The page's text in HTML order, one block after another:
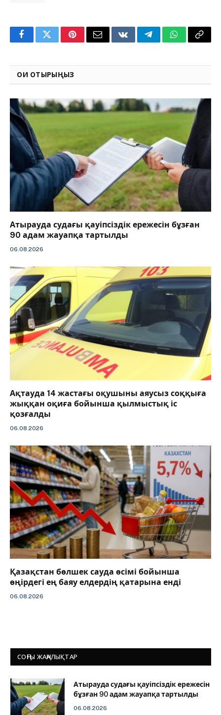
FacebookTwitterPinterestEmail VKontakteTelegramWhatsApp
Copy
ОҚИ ОТЫРЫҢЫЗ
Атырауда судағы қауіпсіздік ережесін бұзған
90 адам жауапқа тартылды
06.08.2026
Ақтауда 14 жастағы оқушыны аяусыз соққыға
жыққан оқиға бойынша қылмыстық іс
қозғалды
06.08.2026
Қазақстан бөлшек сауда өсімі бойынша
өңірдегі ең баяу елдердің қатарына енді
06.08.2026
СОҢҒЫ ЖАҢАЛЫҚТАР
Атырауда судағы қауіпсіздік ережесін
бұзған 90 адам жауапқа тартылды
06.08.2026